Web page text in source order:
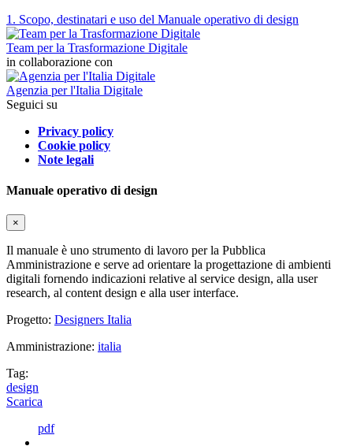
1. Scopo, destinatari e uso del Manuale operativo di design
Team per la Trasformazione Digitale
in collaborazione con
Agenzia per l'Italia Digitale
Seguici su
Privacy policy
Cookie policy
Note legali
Manuale operativo di design
×
Il manuale è uno strumento di lavoro per la Pubblica
Amministrazione e serve ad orientare la progettazione di ambienti
digitali fornendo indicazioni relative al service design, alla user
research, al content design e alla user interface.
Progetto: Designers Italia
Amministrazione: italia
Tag:
design
Scarica
pdf